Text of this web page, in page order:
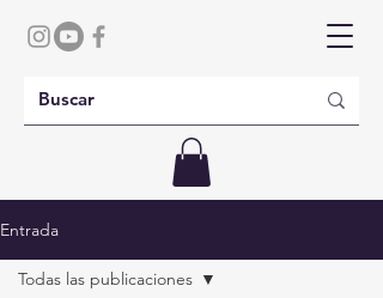
Entrada
Todas las publicaciones